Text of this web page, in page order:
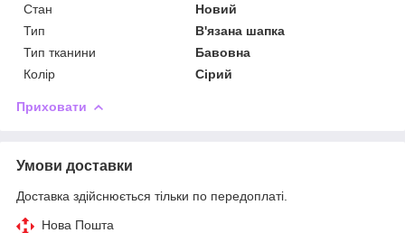
Стан
Новий
Тип
В'язана шапка
Тип тканини
Бавовна
Колір
Сірий
Приховати
Умови доставки
Доставка здійснюється тільки по передоплаті.
Нова Пошта